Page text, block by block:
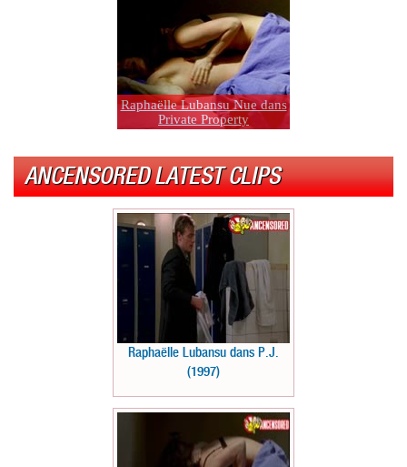
Raphaëlle Lubansu Nue dans
Private Property
ANCENSORED LATEST CLIPS
Raphaëlle Lubansu dans P.J.
(1997)